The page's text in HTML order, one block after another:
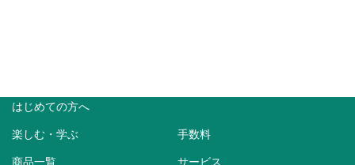
はじめての方へ
楽しむ・学ぶ 手数料
商品一覧 サービス